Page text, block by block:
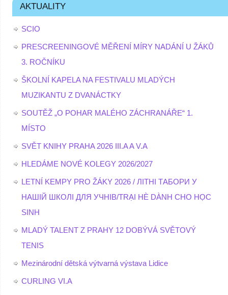
AKTUALITY
SCIO
PRESCREENINGOVÉ MĚŘENÍ MÍRY NADÁNÍ U ŽÁKŮ
3. ROČNÍKU
ŠKOLNÍ KAPELA NA FESTIVALU MLADÝCH
MUZIKANTU Z DVANÁCTKY
SOUTĚŽ „O POHAR MALÉHO ZÁCHRANÁŘE“ 1.
MÍSTO
SVĚT KNIHY PRAHA 2026 III.A A V.A
HLEDÁME NOVÉ KOLEGY 2026/2027
LETNÍ KEMPY PRO ŽÁKY 2026 / ЛІТНІ ТАБОРИ У
НАШІЙ ШКОЛІ ДЛЯ УЧНІВ/TRẠI HÈ DÀNH CHO HỌC
SINH
MLADÝ TALENT Z PRAHY 12 DOBÝVÁ SVĚTOVÝ
TENIS
Mezinárodní dětská výtvarná výstava Lidice
CURLING VI.A